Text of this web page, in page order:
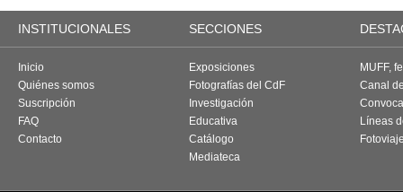
INSTITUCIONALES SECCIONES
Inicio
Quiénes somos
Suscripción
FAQ
Contacto
Exposiciones
Fotografías del CdF
Investigación
Educativa
Catálogo
Mediateca
MUFF,
Canal
Líneas